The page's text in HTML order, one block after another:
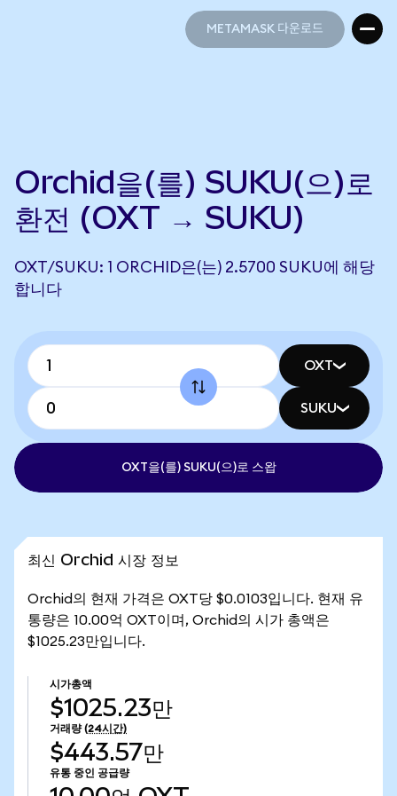
METAMASK 다운로드
Orchid을(를) SUKU(으)로
환전 (OXT → SUKU)
OXT/SUKU: 1 ORCHID은(는) 2.5700 SUKU에 해당
합니다
OXT
SUKU
OXT을(를) SUKU(으)로 스왑
최신 Orchid 시장 정보
Orchid의 현재 가격은 OXT당 $0.0103입니다. 현재 유
통량은 10.00억 OXT이며, Orchid의 시가 총액은
$1025.23만입니다.
시가총액
$1025.23만
거래량 (24시간)
$443.57만
유통 중인 공급량